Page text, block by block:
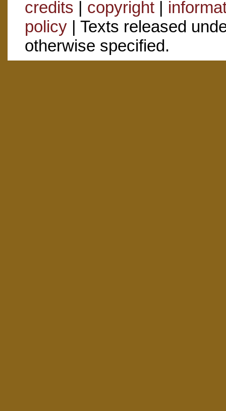
credits | copyright|
policy| Texts released
otherwise specified.